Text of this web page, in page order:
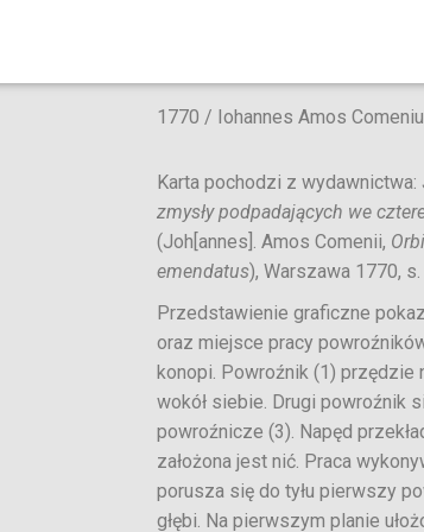
1770 / Iohannes Amos
Karta pochodzi z wydawnictwa:
zmysły podpadających we
(Joh[annes]. Amos Comenii,
emendatus), Warszawa 1770,
Przedstawienie graficzne
oraz miejsce pracy
konopi. Powroźnik (1) przędzie
wokół siebie. Drugi powroźnik
powroźnicze (3). Napęd
założona jest nić. Praca
porusza się do tyłu pierwszy
głębi. Na pierwszym planie